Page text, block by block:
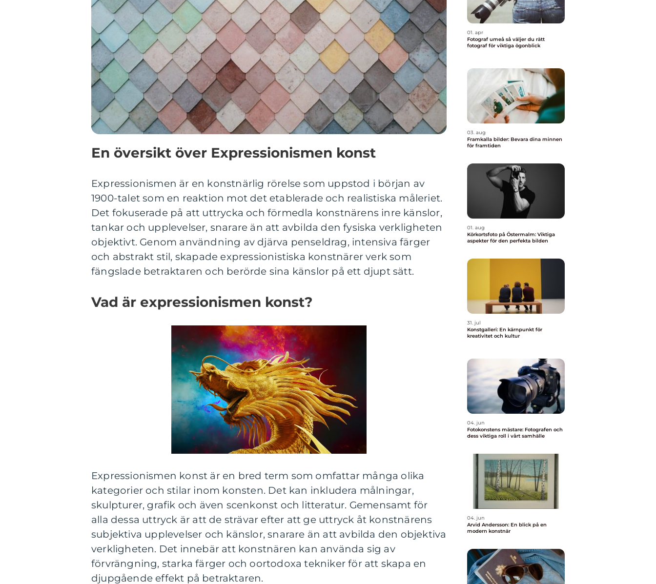
En översikt över Expressionismen konst
Expressionismen är en konstnärlig rörelse som uppstod i början av
1900-talet som en reaktion mot det etablerade och realistiska måleriet.
Det fokuserade på att uttrycka och förmedla konstnärens inre känslor,
tankar och upplevelser, snarare än att avbilda den fysiska verkligheten
objektivt. Genom användning av djärva penseldrag, intensiva färger
och abstrakt stil, skapade expressionistiska konstnärer verk som
fängslade betraktaren och berörde sina känslor på ett djupt sätt.
Vad är expressionismen konst?
Expressionismen konst är en bred term som omfattar många olika
kategorier och stilar inom konsten. Det kan inkludera målningar,
skulpturer, grafik och även scenkonst och litteratur. Gemensamt för
alla dessa uttryck är att de strävar efter att ge uttryck åt konstnärens
subjektiva upplevelser och känslor, snarare än att avbilda den objektiva
verkligheten. Det innebär att konstnären kan använda sig av
förvrängning, starka färger och oortodoxa tekniker för att skapa en
djupgående effekt på betraktaren.
01. apr
Fotograf umeå så väljer du rätt
fotograf för viktiga ögonblick
03. aug
Framkalla bilder: Bevara dina minnen
för framtiden
01. aug
Körkortsfoto på Östermalm: Viktiga
aspekter för den perfekta bilden
31. jul
Konstgalleri: En kärnpunkt för
kreativitet och kultur
04. jun
Fotokonstens mästare: Fotografen och
dess viktiga roll i vårt samhälle
04. jun
Arvid Andersson: En blick på en
modern konstnär